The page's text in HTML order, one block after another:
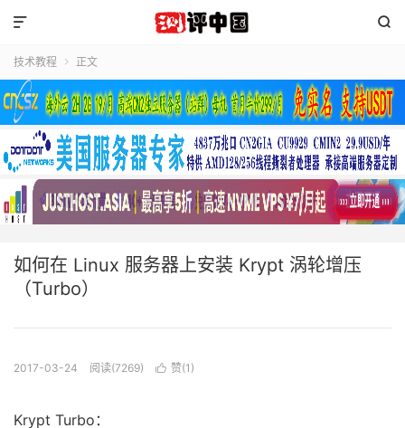


技术教程  正文
如何在 Linux 服务器上安装 Krypt 涡轮增压
（Turbo）
2017-03-24 阅读(7269)  赞(1 )
Krypt Turbo：